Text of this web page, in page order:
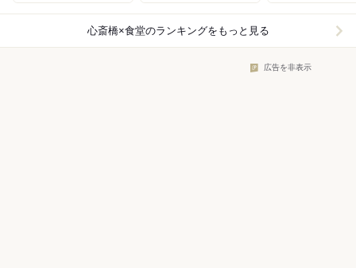
心斎橋×食堂のランキングをもっと見る
広告を非表示